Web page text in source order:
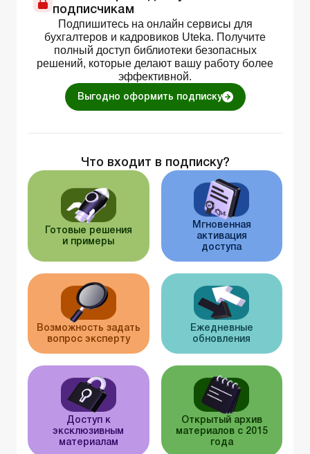
подписчикам
Подпишитесь на онлайн сервисы для
бухгалтеров и кадровиков Uteka. Получите
полный доступ библиотеки безопасных
решений, которые делают вашу работу более
эффективной.
Выгодно оформить подписку
Что входит в подписку?
Готовые решения
и примеры
Мгновенная
активация
доступа
Возможность задать
вопрос эксперту
Ежедневные
обновления
Доступ к
эксклюзивным
материалам
Открытый архив
материалов с 2015
года